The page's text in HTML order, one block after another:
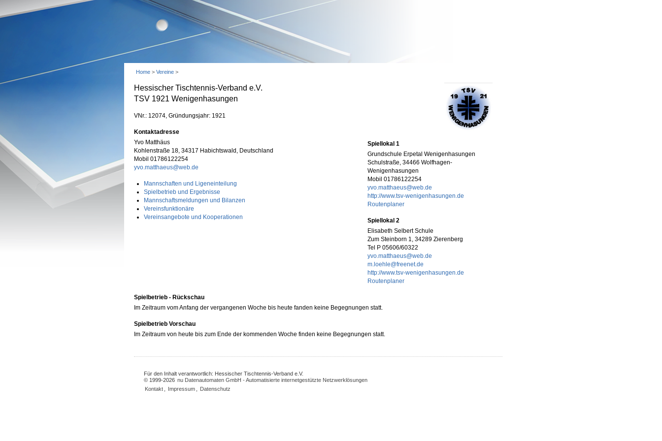
Home > Vereine >
Hessischer Tischtennis-Verband e.V.
TSV 1921 Wenigenhasungen
VNr.: 12074, Gründungsjahr: 1921
Kontaktadresse
Yvo Matthäus
Kohlenstraße 18, 34317 Habichtswald, Deutschland
Mobil 01786122254
yvo.matthaeus@web.de
Mannschaften und Ligeneinteilung
Spielbetrieb und Ergebnisse
Mannschaftsmeldungen und Bilanzen
Vereinsfunktionäre
Vereinsangebote und Kooperationen
Spiellokal 1
Grundschule Erpetal Wenigenhasungen
Schulstraße, 34466 Wolfhagen-
Wenigenhasungen
Mobil 01786122254
yvo.matthaeus@web.de
http://www.tsv-wenigenhasungen.de
Routenplaner
Spiellokal 2
Elisabeth Selbert Schule
Zum Steinborn 1, 34289 Zierenberg
Tel P 05606/60322
yvo.matthaeus@web.de
m.loehle@freenet.de
http://www.tsv-wenigenhasungen.de
Routenplaner
Spielbetrieb - Rückschau
Im Zeitraum vom Anfang der vergangenen Woche bis heute fanden keine Begegnungen statt.
Spielbetrieb Vorschau
Im Zeitraum von heute bis zum Ende der kommenden Woche finden keine Begegnungen statt.
Für den Inhalt verantwortlich: Hessischer Tischtennis-Verband e.V.
© 1999-2026 nu Datenautomaten GmbH - Automatisierte internetgestützte Netzwerklösungen
Kontakt
Impressum Datenschutz